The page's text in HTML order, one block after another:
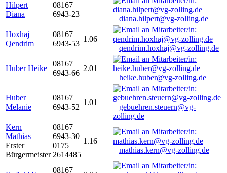
Hilpert
Diana
08167
6943-23
diana.hilpert@vg-zolling.de
Hoxhaj
Qendrim
08167
6943-53
1.06
qendrim.hoxhaj@vg-zolling.de
Huber Heike
08167
6943-66
2.01
heike.huber@vg-zolling.de
Huber
Melanie
08167
6943-52
1.01
gebuehren.steuern@vg-
zolling.de
Kern
Mathias
Erster
Bürgermeister
08167
6943-30
0175
2614485
1.16
mathias.kern@vg-zolling.de
08167